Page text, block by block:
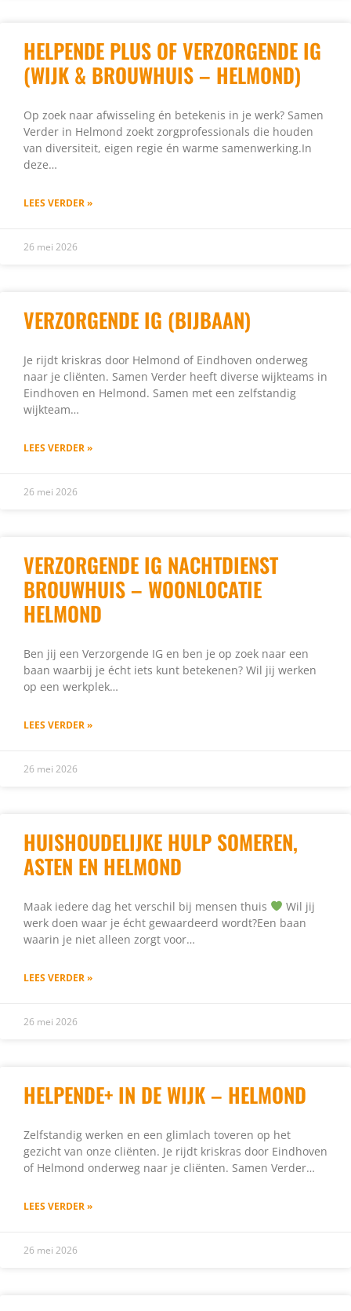
HELPENDE PLUS OF VERZORGENDE IG
(WIJK & BROUWHUIS – HELMOND)
Op zoek naar afwisseling én betekenis in je werk? Samen
Verder in Helmond zoekt zorgprofessionals die houden
van diversiteit, eigen regie én warme samenwerking.In
deze…
LEES VERDER »
26 mei 2026
VERZORGENDE IG (BIJBAAN)
Je rijdt kriskras door Helmond of Eindhoven onderweg
naar je cliënten. Samen Verder heeft diverse wijkteams in
Eindhoven en Helmond. Samen met een zelfstandig
wijkteam…
LEES VERDER »
26 mei 2026
VERZORGENDE IG NACHTDIENST
BROUWHUIS – WOONLOCATIE
HELMOND
Ben jij een Verzorgende IG en ben je op zoek naar een
baan waarbij je écht iets kunt betekenen? Wil jij werken
op een werkplek…
LEES VERDER »
26 mei 2026
HUISHOUDELIJKE HULP SOMEREN,
ASTEN EN HELMOND
Maak iedere dag het verschil bij mensen thuis
Wil jij
werk doen waar je écht gewaardeerd wordt?Een baan
waarin je niet alleen zorgt voor…
LEES VERDER »
26 mei 2026
HELPENDE+ IN DE WIJK – HELMOND
Zelfstandig werken en een glimlach toveren op het
gezicht van onze cliënten. Je rijdt kriskras door Eindhoven
of Helmond onderweg naar je cliënten. Samen Verder…
LEES VERDER »
26 mei 2026